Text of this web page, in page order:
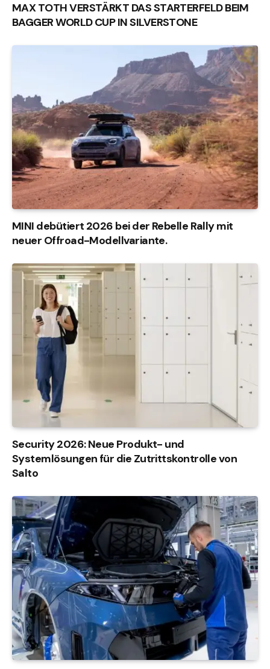
MAX TOTH VERSTÄRKT DAS STARTERFELD BEIM
BAGGER WORLD CUP IN SILVERSTONE
MINI debütiert 2026 bei der Rebelle Rally mit
neuer Offroad-Modellvariante.
Security 2026: Neue Produkt- und
Systemlösungen für die Zutrittskontrolle von
Salto